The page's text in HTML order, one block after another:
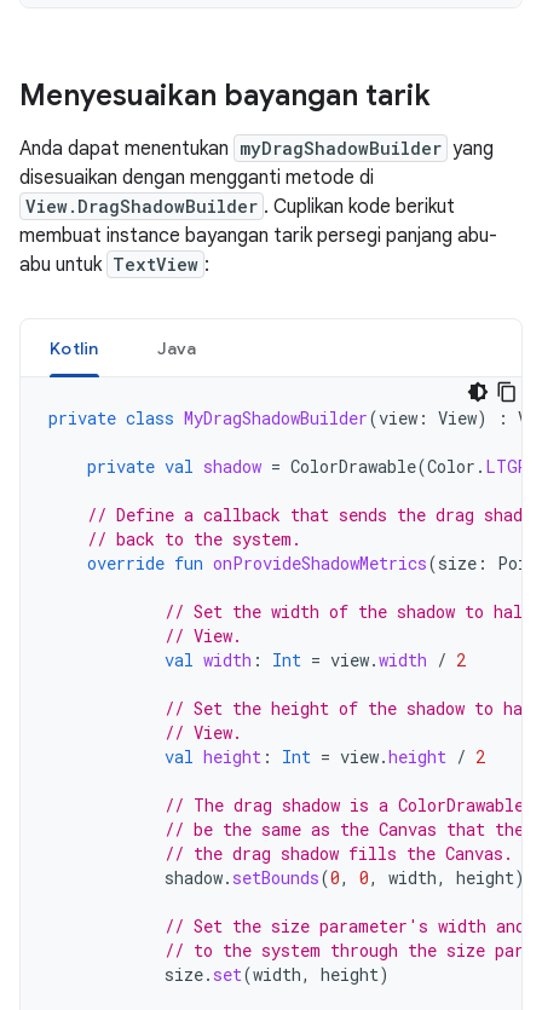
Menyesuaikan bayangan tarik
Anda dapat menentukan myDragShadowBuilder yang
disesuaikan dengan mengganti metode di
View.DragShadowBuilder . Cuplikan kode berikut
membuat instance bayangan tarik persegi panjang abu-
abu untuk TextView :
Kotlin Java
private class MyDragShadowBuilder(view : View) :
private val shadow = ColorDrawable(Color .
// Define a callback that sends the drag
// back to the system.
override fun onProvideShadowMetrics(size :
// Set the width of the shadow to
// View.
val width : Int = view.width / 2
// Set the height of the shadow to
// View.
val height : Int = view.height / 2
// The drag shadow is a
// be the same as the Canvas that the
// the drag shadow fills the Canvas.
shadow. setBounds(0, 0, width, height)
// Set the size parameter's width and
// to the system through the size
size. set(width, height)